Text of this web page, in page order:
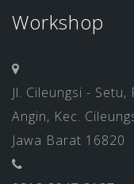
Workshop
Jl. Cileungsi - Setu,
Angin, Kec.
Jawa Barat 16820